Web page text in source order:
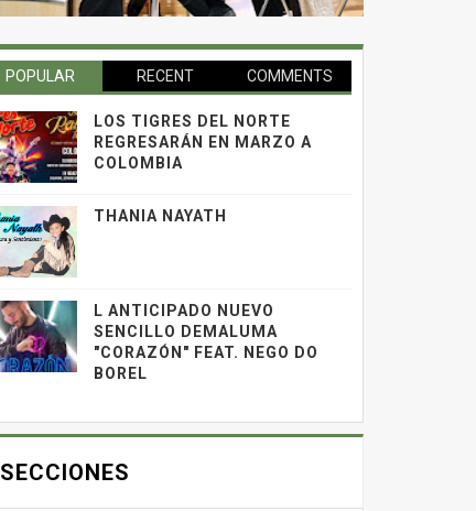
POPULAR RECENT COMMENTS
LOS TIGRES DEL NORTE
REGRESARÁN EN MARZO A
COLOMBIA
THANIA NAYATH
L ANTICIPADO NUEVO
SENCILLO DEMALUMA
"CORAZÓN" FEAT. NEGO DO
BOREL
SECCIONES